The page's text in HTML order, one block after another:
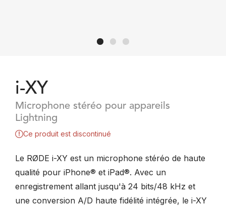
i-XY
Microphone stéréo pour appareils
Lightning
Ce produit est discontinué
Le RØDE i-XY est un microphone stéréo de haute
qualité pour iPhone® et iPad®. Avec un
enregistrement allant jusqu'à 24 bits/48 kHz et
une conversion A/D haute fidélité intégrée, le i-XY